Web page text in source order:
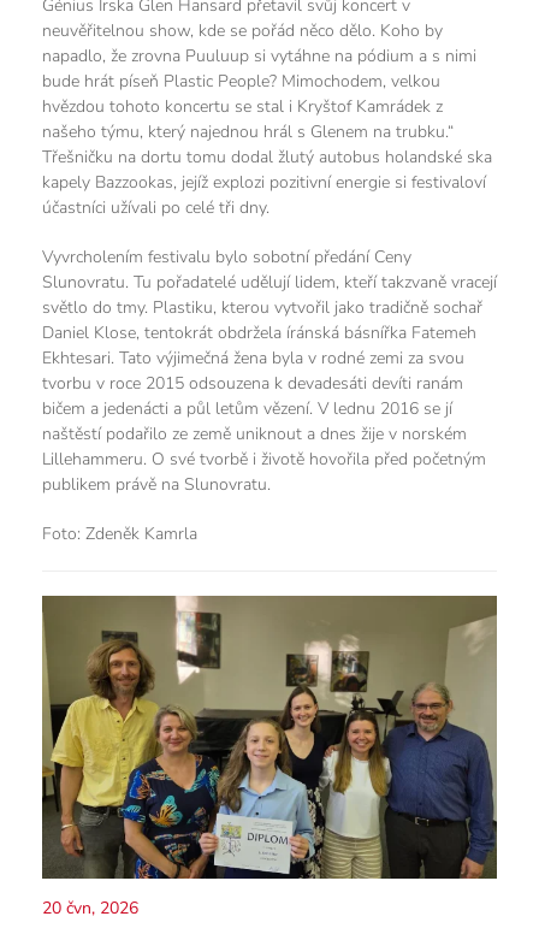
Génius Irska Glen Hansard přetavil svůj koncert v
neuvěřitelnou show, kde se pořád něco dělo. Koho by
napadlo, že zrovna Puuluup si vytáhne na pódium a s nimi
bude hrát píseň Plastic People? Mimochodem, velkou
hvězdou tohoto koncertu se stal i Kryštof Kamrádek z
našeho týmu, který najednou hrál s Glenem na trubku.“
Třešničku na dortu tomu dodal žlutý autobus holandské ska
kapely Bazzookas, jejíž explozi pozitivní energie si festivaloví
účastníci užívali po celé tři dny.
Vyvrcholením festivalu bylo sobotní předání Ceny
Slunovratu. Tu pořadatelé udělují lidem, kteří takzvaně vracejí
světlo do tmy. Plastiku, kterou vytvořil jako tradičně sochař
Daniel Klose, tentokrát obdržela íránská básnířka Fatemeh
Ekhtesari. Tato výjimečná žena byla v rodné zemi za svou
tvorbu v roce 2015 odsouzena k devadesáti devíti ranám
bičem a jedenácti a půl letům vězení. V lednu 2016 se jí
naštěstí podařilo ze země uniknout a dnes žije v norském
Lillehammeru. O své tvorbě i životě hovořila před početným
publikem právě na Slunovratu.
Foto: Zdeněk Kamrla
20 čvn, 2026